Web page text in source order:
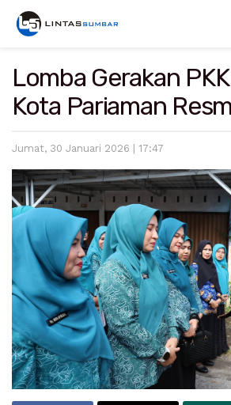
Lomba Gerakan
Kota Pariaman
Jumat, 30 Januari 2026 | 17:47